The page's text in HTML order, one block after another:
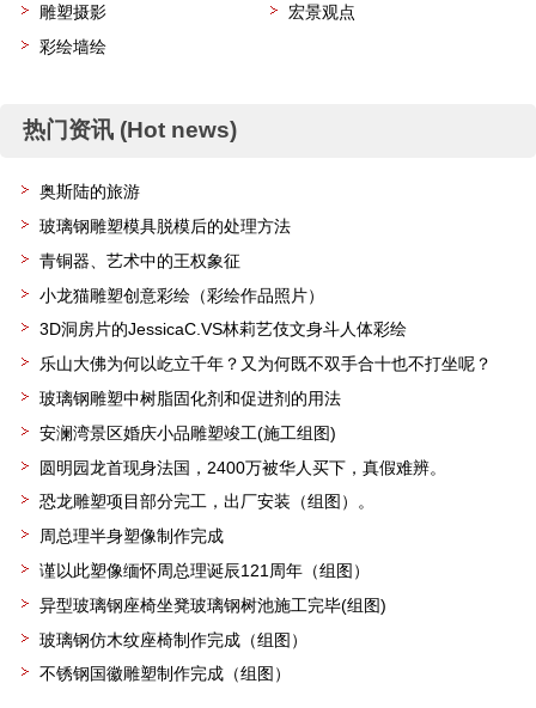
雕塑摄影
宏景观点
彩绘墙绘
热门资讯 (Hot news)
奥斯陆的旅游
玻璃钢雕塑模具脱模后的处理方法
青铜器、艺术中的王权象征
小龙猫雕塑创意彩绘（彩绘作品照片）
3D洞房片的JessicaC.VS林莉艺伎文身斗人体彩绘
乐山大佛为何以屹立千年？又为何既不双手合十也不打坐呢？
玻璃钢雕塑中树脂固化剂和促进剂的用法
安澜湾景区婚庆小品雕塑竣工(施工组图)
圆明园龙首现身法国，2400万被华人买下，真假难辨。
恐龙雕塑项目部分完工，出厂安装（组图）。
周总理半身塑像制作完成
谨以此塑像缅怀周总理诞辰121周年（组图）
异型玻璃钢座椅坐凳玻璃钢树池施工完毕(组图)
玻璃钢仿木纹座椅制作完成（组图）
不锈钢国徽雕塑制作完成（组图）